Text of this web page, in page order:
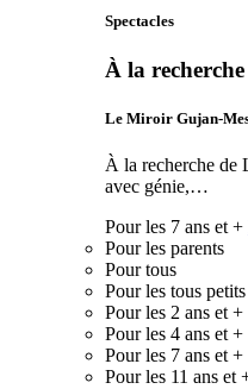
Spectacles
À la
Le Miroir Gujan-
À la recherche de
avec génie,…
Pour les 7 ans et +
Pour les parents
Pour tous
Pour les tous petits
Pour les 2 ans et +
Pour les 4 ans et +
Pour les 7 ans et +
Pour les 11 ans et